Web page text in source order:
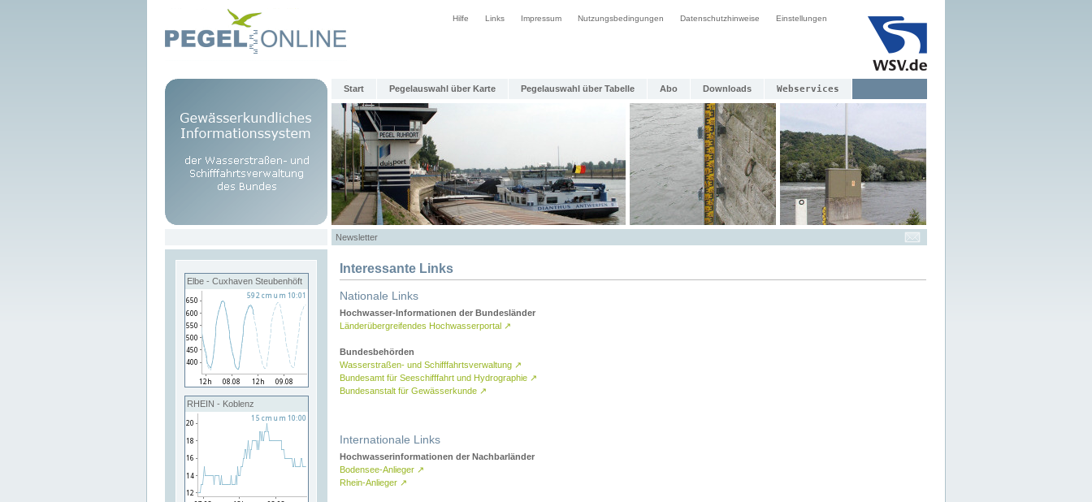
Hilfe Links Impressum Nutzungsbedingungen Datenschutzhinweise Einstellungen
Start Pegelauswahl über Karte Pegelauswahl über Tabelle Abo Downloads Webservices
Newsletter
Elbe - Cuxhaven Steubenhöft
RHEIN - Koblenz
Interessante Links
Nationale Links
Hochwasser-Informationen der Bundesländer
Länderübergreifendes Hochwasserportal ↗
Bundesbehörden
Wasserstraßen- und Schifffahrtsverwaltung ↗
Bundesamt für Seeschifffahrt und Hydrographie ↗
Bundesanstalt für Gewässerkunde ↗
Internationale Links
Hochwasserinformationen der Nachbarländer
Bodensee-Anlieger ↗
Rhein-Anlieger ↗